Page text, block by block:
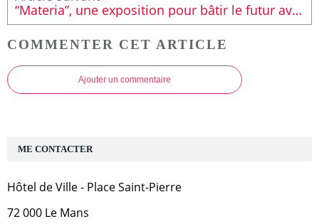
“Materia”, une exposition pour bâtir le futur avec les matériaux du passé
COMMENTER CET ARTICLE
Ajouter un commentaire
ME CONTACTER
Hôtel de Ville - Place Saint-Pierre
72 000 Le Mans